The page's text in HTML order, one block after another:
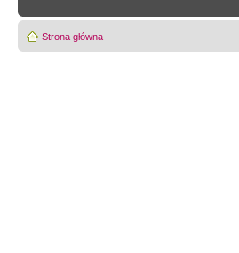
Strona główna